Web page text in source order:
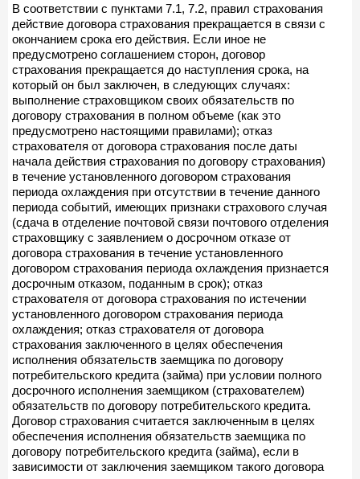
В соответствии с пунктами 7.1, 7.2, правил страхования
действие договора страхования прекращается в связи с
окончанием срока его действия. Если иное не
предусмотрено соглашением сторон, договор
страхования прекращается до наступления срока, на
который он был заключен, в следующих случаях:
выполнение страховщиком своих обязательств по
договору страхования в полном объеме (как это
предусмотрено настоящими правилами); отказ
страхователя от договора страхования после даты
начала действия страхования по договору страхования)
в течение установленного договором страхования
периода охлаждения при отсутствии в течение данного
периода событий, имеющих признаки страхового случая
(сдача в отделение почтовой связи почтового отделения
страховщику с заявлением о досрочном отказе от
договора страхования в течение установленного
договором страхования периода охлаждения признается
досрочным отказом, поданным в срок); отказ
страхователя от договора страхования по истечении
установленного договором страхования периода
охлаждения; отказ страхователя от договора
страхования заключенного в целях обеспечения
исполнения обязательств заемщика по договору
потребительского кредита (займа) при условии полного
досрочного исполнения заемщиком (страхователем)
обязательств по договору потребительского кредита.
Договор страхования считается заключенным в целях
обеспечения исполнения обязательств заемщика по
договору потребительского кредита (займа), если в
зависимости от заключения заемщиком такого договора